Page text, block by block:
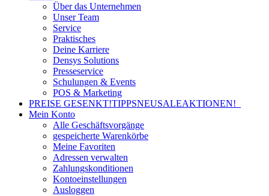
Über das Unternehmen
Unser Team
Service
Praktisches
Deine Karriere
Densys Solutions
Presseservice
Schulungen & Events
POS & Marketing
PREISE GESENKT!TIPPSNEUSALEAKTIONEN!
Mein Konto
Alle Geschäftsvorgänge
gespeicherte Warenkörbe
Meine Favoriten
Adressen verwalten
Zahlungskonditionen
Kontoeinstellungen
Ausloggen